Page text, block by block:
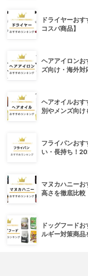
ドライヤーお
コスパ商品】
ヘアアイロンお
ズ向け・海外対
ヘアオイルおす
別やメンズ向け
フライパンお
い・長持ち！
マヌカハニー
高さを徹底比較
ドッグフード
ルギー対策商品